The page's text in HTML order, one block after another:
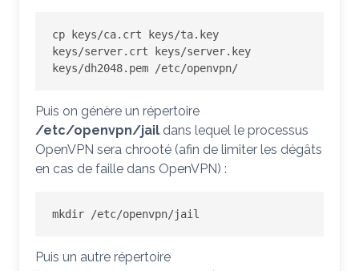
cp keys/ca.crt keys/ta.key
keys/server.crt keys/server.key
keys/dh2048.pem /etc/openvpn/
Puis on génère un répertoire
/etc/openvpn/jail dans lequel le processus
OpenVPN sera chrooté (afin de limiter les dégâts
en cas de faille dans OpenVPN) :
mkdir /etc/openvpn/jail
Puis un autre répertoire